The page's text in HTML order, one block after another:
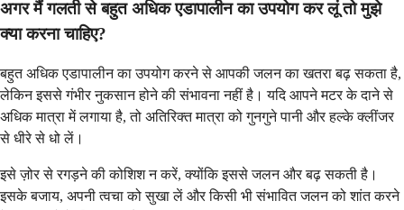
अगर मैं गलती से बहुत अधिक एडापालीन का उपयोग कर लूं तो मुझे
क्या करना चाहिए?
बहुत अधिक एडापालीन का उपयोग करने से आपकी जलन का खतरा बढ़ सकता है,
लेकिन इससे गंभीर नुकसान होने की संभावना नहीं है। यदि आपने मटर के दाने से
अधिक मात्रा में लगाया है, तो अतिरिक्त मात्रा को गुनगुने पानी और हल्के क्लींजर
से धीरे से धो लें।
इसे ज़ोर से रगड़ने की कोशिश न करें, क्योंकि इससे जलन और बढ़ सकती है।
इसके बजाय, अपनी त्वचा को सुखा लें और किसी भी संभावित जलन को शांत करने